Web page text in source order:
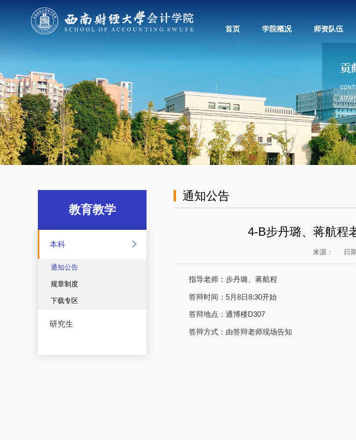
首页 学院概况 师资队伍
教育教学
本科
通知公告
规章制度
下载专区
研究生
通知公告
4-B步丹璐、蒋航程
来源： 日
指导老师：步丹璐、蒋航程
答辩时间：5月8日8:30开始
答辩地点：通博楼D307
答辩方式：由答辩老师现场告知